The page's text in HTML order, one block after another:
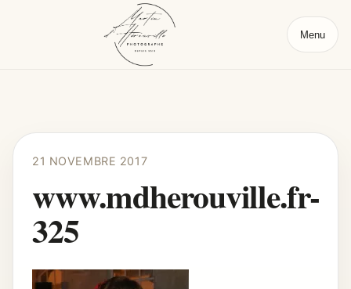
Menu
21 NOVEMBRE 2017
www.mdherouville.fr-
325